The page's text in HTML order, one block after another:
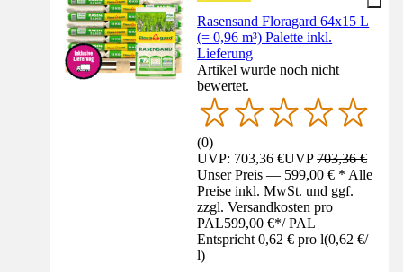
Rasensand Floragard 64x15 L
(= 0,96 m³) Palette inkl.
Lieferung
Artikel wurde noch nicht
bewertet.
(0)
UVP: 703,36 €UVP703,36 €
Unser Preis — 599,00 € * Alle
Preise inkl. MwSt. und ggf.
zzgl. Versandkosten pro
PAL599,00 €*/ PAL
Entspricht 0,62 € pro l(0,62 €/
l)